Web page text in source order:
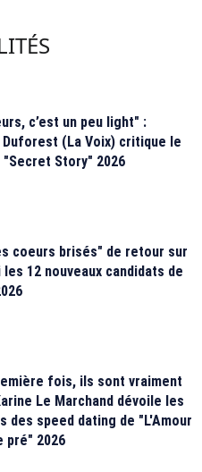
c’est un peu light" :
Duforest (La Voix) critique le
Story" 2026
coeurs brisés" de retour sur
les 12 nouveaux candidats de
fois, ils sont vraiment
Le Marchand dévoile les
des speed dating de "L'Amour
pré" 2026